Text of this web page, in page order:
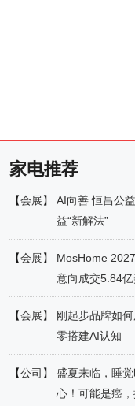
家电推荐
【会展】
AI向善 恒昌公
益“新解法”
【会展】
MosHome
意向成交5.84
【会展】
刚起步品牌如
零搭建AI认知
【公司 】
盛夏来临，睡
心！可能是癌，